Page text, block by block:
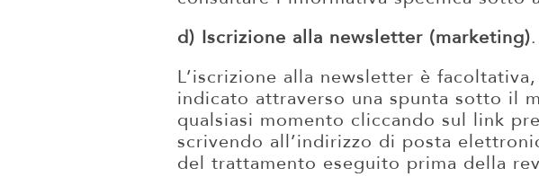
d) Iscrizione alla newsletter (marketing).
L’iscrizione alla newsletter è
indicato attraverso una spunta sotto il
qualsiasi momento cliccando sul link
scrivendo all’indirizzo di posta
del trattamento eseguito prima della